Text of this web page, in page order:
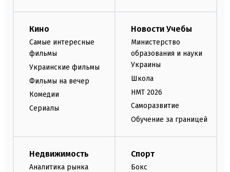
Кино
Самые интересные
фильмы
Украинские фильмы
Фильмы на вечер
Комедии
Сериалы
Новости Учебы
Министерство
образования и науки
Украины
Школа
НМТ 2026
Саморазвитие
Обучение за границей
Недвижимость
Аналитика рынка
Спорт
Бокс